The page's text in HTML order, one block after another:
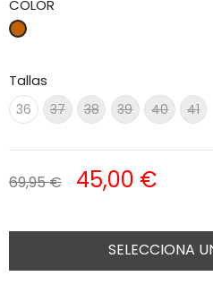
COLOR
Tallas
36 37 38 39 40 41
69,95 € 45,00 €
SELECCIONA